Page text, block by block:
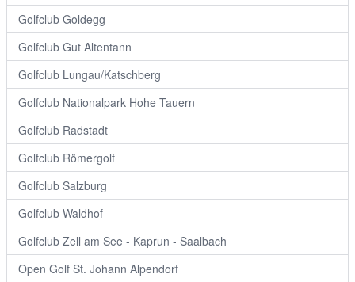
Golfclub Goldegg
Golfclub Gut Altentann
Golfclub Lungau/Katschberg
Golfclub Nationalpark Hohe Tauern
Golfclub Radstadt
Golfclub Römergolf
Golfclub Salzburg
Golfclub Waldhof
Golfclub Zell am See - Kaprun - Saalbach
Open Golf St. Johann Alpendorf